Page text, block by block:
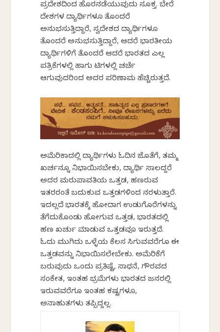
ಪ್ರದೇಶದಿಂದ ಹೊರನಡೆಯುವುದು ಸೂಕ್ತ. ಬೇರೆ
ದೇಶಗಳ ವಿದ್ಯಾರ್ಥಿಗಳೂ ತೊಂದರೆ
ಅನುಭವಿಸುತ್ತಿದ್ದಾರೆ, ಸ್ವದೇಶದ ವಿದ್ಯಾರ್ಥಿಗಳೂ
ತೊಂದರೆ ಅನುಭವಿಸುತ್ತಿದ್ದಾರೆ, ಆದರೆ ಭಾರತೀಯ
ವಿದ್ಯಾರ್ಥಿಗಳಿಗೆ ತೊಂದರೆ ಆದರೆ ಭಾರತದ ಎಲ್ಲ
ಪತ್ರಿಕೆಗಳಲ್ಲಿ ಹಾಗು ಟಿವಿಗಳಲ್ಲಿ ಚರ್ಚೆ
ಆಗುವುದರಿಂದ ಅದರ ಪರಿಣಾಮ ಹೆಚ್ಚಿರುತ್ತದೆ.
ಅಮೆರಿಕಾದಲ್ಲಿ ವಿದ್ಯಾರ್ಥಿಗಳು ಓದಿನ ಜೊತೆಗೆ, ತಮ್ಮ
ಖರ್ಚನ್ನೂ ನಿಭಾಯಿಸಬೇಕು, ವಿದ್ಯಾರ್ಥಿ ಸಾಲವಿದ್ದರೆ
ಅದರ ಮರುಪಾವತಿಯ ಒತ್ತಡ, ಹಣವಿರುವ
ಇತರರಂತೆ ಬದುಕುವ ಒತ್ತಡಗಳಿಂದ ನರಳುತ್ತಾರೆ.
ಇದಲ್ಲದೆ ಭಾರತಕ್ಕೆ ಹೋದಾಗ ಉಡುಗೊರೆಗಳನ್ನು
ತೆಗೆದುಕೊಂಡು ಹೋಗುವ ಒತ್ತಡ, ಭಾರತದಲ್ಲಿ
ಹಣ ಖರ್ಚು ಮಾಡುವ ಒತ್ತಡವೂ ಇರುತ್ತದೆ.
ಓದು ಮುಗಿದು ಒಳ್ಳೆಯ ಕೆಲಸ ಸಿಗುವವರೆಗೂ ಈ
ಒತ್ತಡವನ್ನು ನಿಭಾಯಿಸಲೇಬೇಕು. ಅಮೆರಿಕೆಗೆ
ಬರುವುದು ಒಂದು ಪ್ರತಿಷ್ಟೆ, ಸಾಧನೆ, ಗೌರವದ
ಸಂಕೇತ, ಇಂತಹ ಭ್ರಮೆಗಳು ಭಾರತದ ಜನರಲ್ಲಿ
ಇರುವವರೆಗೂ ಇಂತಹ ಕಷ್ಟಗಳೂ,
ಅನಾಹುತಗಳು ತಪ್ಪಿದ್ದಲ್ಲ.